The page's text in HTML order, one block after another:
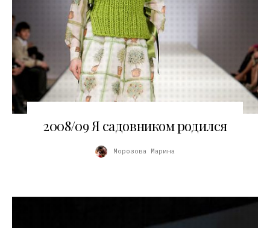
2008/09 Я садовником родился
Морозова Марина